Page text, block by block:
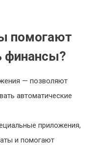
помогают
финансы?
— позволяют
автоматические
приложения,
и помогают